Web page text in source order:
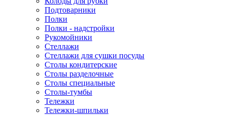
Подтоварники
Полки
Полки - надстройки
Рукомойники
Стеллажи
Стеллажи для сушки посуды
Столы кондитерские
Столы разделочные
Столы специальные
Столы-тумбы
Тележки
Тележки-шпильки